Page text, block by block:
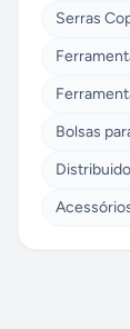
Serras
Bolsas